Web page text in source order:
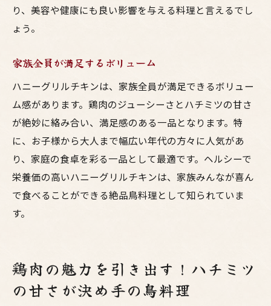
り、美容や健康にも良い影響を与える料理と言えるでし
ょう。
家族全員が満足するボリューム
ハニーグリルチキンは、家族全員が満足できるボリュー
ム感があります。鶏肉のジューシーさとハチミツの甘さ
が絶妙に絡み合い、満足感のある一品となります。特
に、お子様から大人まで幅広い年代の方々に人気があ
り、家庭の食卓を彩る一品として最適です。ヘルシーで
栄養価の高いハニーグリルチキンは、家族みんなが喜ん
で食べることができる絶品鳥料理として知られていま
す。
鶏肉の魅力を引き出す！ハチミツ
の甘さが決め手の鳥料理